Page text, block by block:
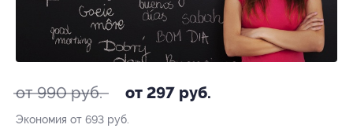
от 990 руб. от 297 руб.
Экономия от 693 руб.